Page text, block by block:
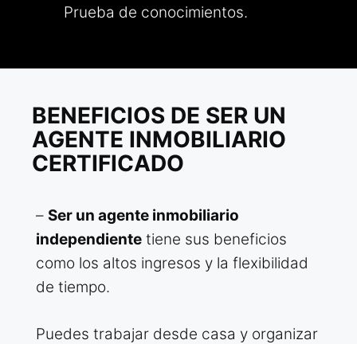
Prueba de conocimientos.
BENEFICIOS DE SER UN
AGENTE INMOBILIARIO
CERTIFICADO
– Ser un agente inmobiliario
independiente tiene sus beneficios
como los altos ingresos y la flexibilidad
de tiempo.
Puedes trabajar desde casa y organizar